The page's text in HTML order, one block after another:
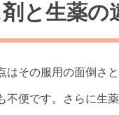
と生薬の
はその服用の面倒さ
不便です。さらに生